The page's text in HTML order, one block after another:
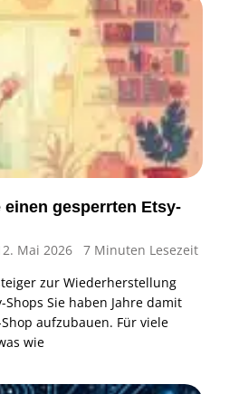
gesperrten Etsy-
Mai 2026
7 Minuten Lesezeit
zur Wiederherstellung
Sie haben Jahre damit
aufzubauen. Für viele
wie